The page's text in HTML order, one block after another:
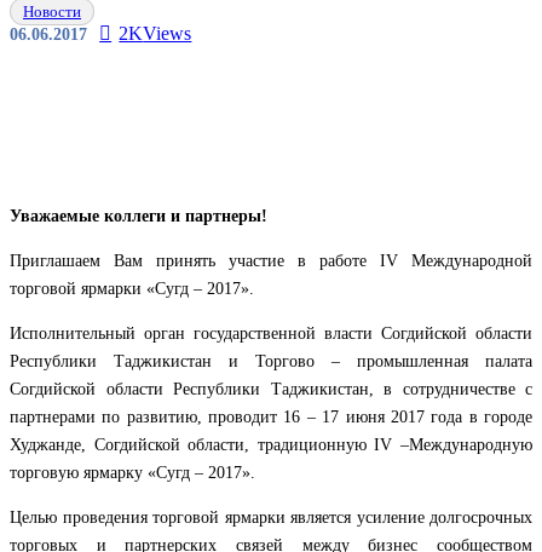
Новости
06.06.2017
2KViews
Уважаемые коллеги и партнеры!
Приглашаем Вам принять участие в работе IV Международной
торговой ярмарки «Сугд – 2017».
Исполнительный орган государственной власти Согдийской области
Республики Таджикистан и Торгово – промышленная палата
Согдийской области Республики Таджикистан, в сотрудничестве с
партнерами по развитию, проводит 16 – 17 июня 2017 года в городе
Худжанде, Согдийской области, традиционную IV –Международную
торговую ярмарку «Сугд – 2017».
Целью проведения торговой ярмарки является усиление долгосрочных
торговых и партнерских связей между бизнес сообществом